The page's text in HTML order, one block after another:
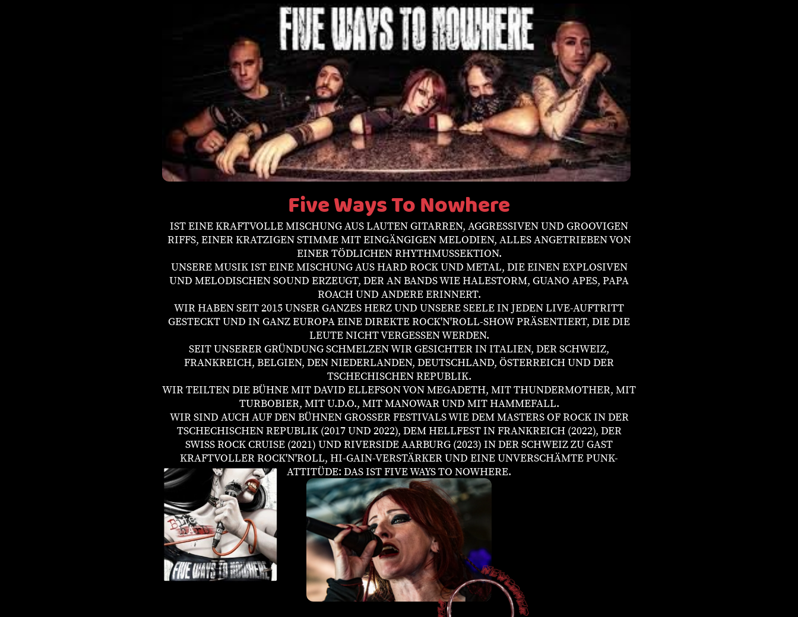
Five Ways To Nowhere
IST EINE KRAFTVOLLE MISCHUNG AUS LAUTEN GITARREN, AGGRESSIVEN UND GROOVIGEN
RIFFS, EINER KRATZIGEN STIMME MIT EINGÄNGIGEN MELODIEN, ALLES ANGETRIEBEN VON
EINER TÖDLICHEN RHYTHMUSSEKTION.
UNSERE MUSIK IST EINE MISCHUNG AUS HARD ROCK UND METAL, DIE EINEN EXPLOSIVEN
UND MELODISCHEN SOUND ERZEUGT, DER AN BANDS WIE HALESTORM, GUANO APES, PAPA
ROACH UND ANDERE ERINNERT.
WIR HABEN SEIT 2015 UNSER GANZES HERZ UND UNSERE SEELE IN JEDEN LIVE-AUFTRITT
GESTECKT UND IN GANZ EUROPA EINE DIREKTE ROCK'N'ROLL-SHOW PRÄSENTIERT, DIE DIE
LEUTE NICHT VERGESSEN WERDEN.
SEIT UNSERER GRÜNDUNG SCHMELZEN WIR GESICHTER IN ITALIEN, DER SCHWEIZ,
FRANKREICH, BELGIEN, DEN NIEDERLANDEN, DEUTSCHLAND, ÖSTERREICH UND DER
TSCHECHISCHEN REPUBLIK.
WIR TEILTEN DIE BÜHNE MIT DAVID ELLEFSON VON MEGADETH, MIT THUNDERMOTHER, MIT
TURBOBIER, MIT U.D.O., MIT MANOWAR UND MIT HAMMEFALL.
WIR SIND AUCH AUF DEN BÜHNEN GROSSER FESTIVALS WIE DEM MASTERS OF ROCK IN DER
TSCHECHISCHEN REPUBLIK (2017 UND 2022), DEM HELLFEST IN FRANKREICH (2022), DER
SWISS ROCK CRUISE (2021) UND RIVERSIDE AARBURG (2023) IN DER SCHWEIZ ZU GAST
KRAFTVOLLER ROCK'N'ROLL, HI-GAIN-VERSTÄRKER UND EINE UNVERSCHÄMTE PUNK-
ATTITÜDE: DAS IST FIVE WAYS TO NOWHERE.